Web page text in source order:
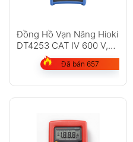
Đồng Hồ Vạn Năng Hioki
DT4253 CAT IV 600 V,
CAT III 1000 V
Đã bán 657